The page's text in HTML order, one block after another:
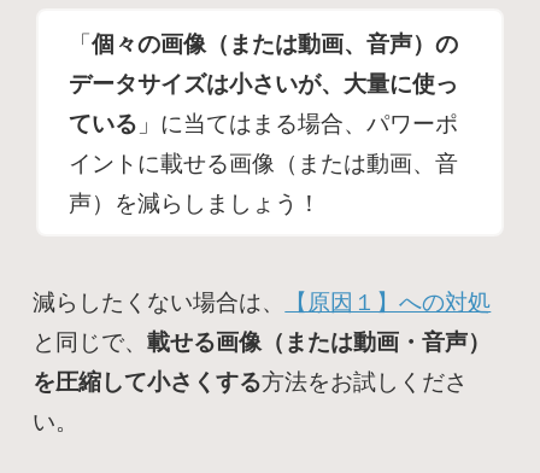
「個々の画像（または動画、音声）の
データサイズは小さいが、大量に使っ
ている 」に当てはまる場合、パワーポ
イントに載せる画像（または動画、音
声）を減らしましょう！
減らしたくない場合は、
【原因１】への対処
と同じで、載せる画像（または動画・音声）
を圧縮して小さくする方法をお試しくださ
い。